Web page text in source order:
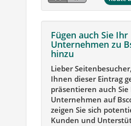
Fügen auch Sie Ihr
Unternehmen zu
hinzu
Lieber
Ihnen dieser Eintrag
präsentieren auch Sie
Unternehmen auf
zeigen Sie sich
Kunden und